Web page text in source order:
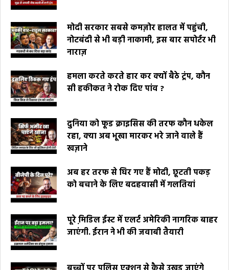
मोदी सरकार सबसे कमज़ोर हालत में पहुंची,
नोटबंदी से भी बड़ी नाकामी, इस बार सपोर्टर भी
नाराज़
हमला करते करते हार कर क्यों बैठे ट्रंप, कौन
सी हकीकत ने रोक दिए पांव ?
दुनिया को फूड क्राइसिस की तरफ कौन धकेल
रहा, क्या अब भूखा मारकर भरे जाने वाले हैं
खज़ाने
अब हर तरफ से घिर गए हैं मोदी, छूटती पकड़
को बचाने के लिए बदहवासी में गलतियां
पूरे मि़डिल ईस्ट में एलर्ट अमेरिकी नागरिक बाहर
जाएंगी. ईरान ने भी की जवाबी तैयारी